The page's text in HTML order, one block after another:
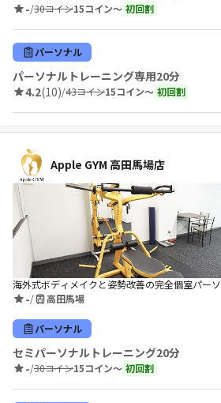
-/30コイン15コイン〜 初回割
パーソナル
パーソナルトレーニング専用20分
4.2(10)/43コイン15コイン〜 初回割
Apple GYM 高田馬場店
海外式ボディメイクと姿勢改善の完全個室パー
-/ 高田馬場
パーソナル
セミパーソナルトレーニング20分
-/30コイン15コイン〜 初回割